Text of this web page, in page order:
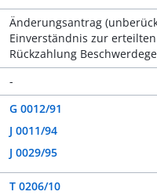
Änderungsantrag
Einverständnis zur
Rückzahlung
-
G 0012/91
J 0011/94
J 0029/95
T 0206/10